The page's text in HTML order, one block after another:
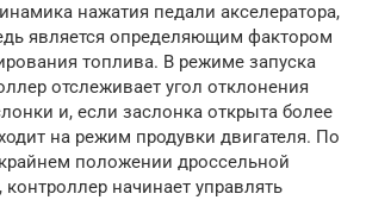
нажатия педали акселератора,
является определяющим фактором
топлива. В режиме запуска
отслеживает угол отклонения
и, если заслонка открыта более
на режим продувки двигателя. По
положении дроссельной
контроллер начинает управлять